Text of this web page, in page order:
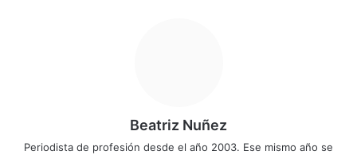
Beatriz Nuñez
Periodista de profesión desde el año 2003. Ese mismo año se